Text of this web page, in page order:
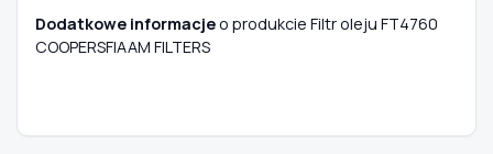
Dodatkowe informacjeo produkcie Filtr oleju FT4760
COOPERSFIAAM FILTERS